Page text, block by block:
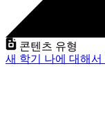
콘텐츠 유형
새 학기 나에 대해서